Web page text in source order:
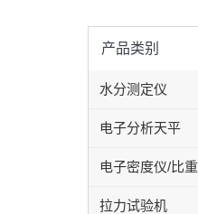
产品类别
水分测定仪
电子分析天平
电子密度仪/比
拉力试验机